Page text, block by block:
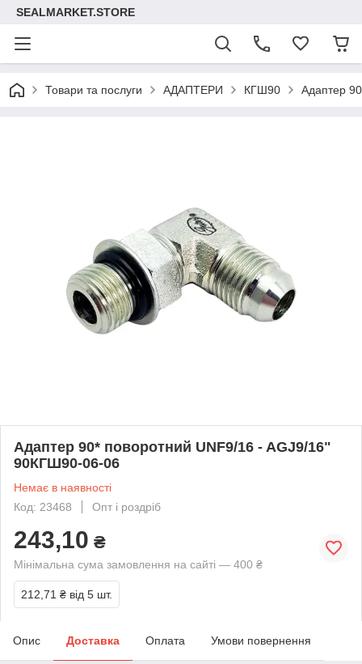
SEALMARKET.STORE
Товари та послуги АДАПТЕРИ КГШ90 Адаптер
Адаптер 90* поворотний UNF9/16 - AGJ9/16"
90КГШ90-06-06
Немає в наявності
Код: 23468
Опт і роздріб
243,10 ₴
Мінімальна сума замовлення на сайті — 400 ₴
212,71 ₴ від 5 шт.
Опис Доставка Оплата Умови повернення